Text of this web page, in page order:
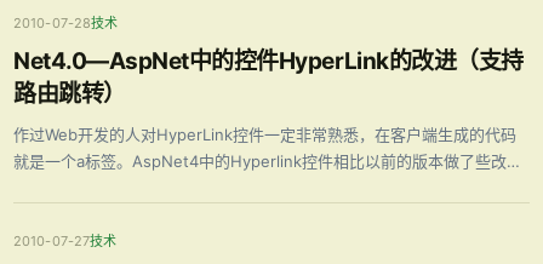
2010-07-28技术
Net4.0—AspNet中的控件HyperLink的改进（支持
路由跳转）
作过Web开发的人对HyperLink控件一定非常熟悉，在客户端生成的代码
就是一个a标签。AspNet4中的Hyperlink控件相比以前的版本做了些改
2010-07-27技术